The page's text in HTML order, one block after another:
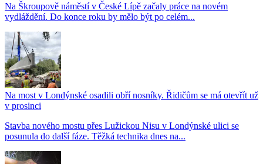
Na Škroupově náměstí v České Lípě začaly práce na novém
vydláždění. Do konce roku by mělo být po celém...
Na most v Londýnské osadili obří nosníky. Řidičům se má otevřít už
v prosinci
Stavba nového mostu přes Lužickou Nisu v Londýnské ulici se
posunula do další fáze. Těžká technika dnes na...